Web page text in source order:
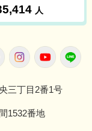
FacebookInstagram
三丁目2番1号
1532番地